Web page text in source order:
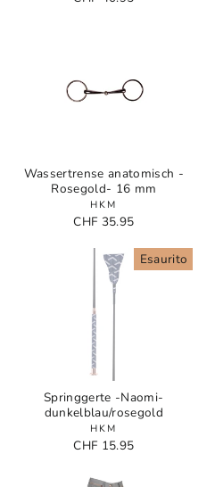
Wassertrense anatomisch -
Rosegold- 16 mm
HKM
CHF 35.95
Esaurito
Springgerte -Naomi-
dunkelblau/rosegold
HKM
CHF 15.95